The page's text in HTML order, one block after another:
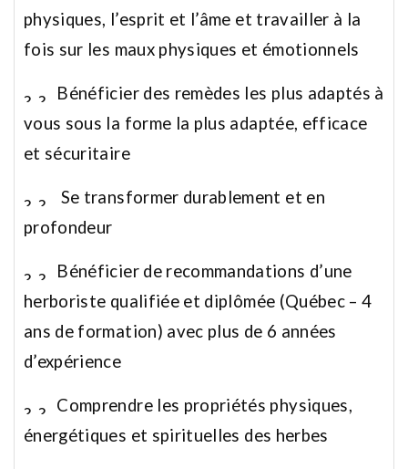
physiques, l’esprit et l’âme et travailler à la
fois sur les maux physiques et émotionnels
Bénéficier des remèdes les plus adaptés à
vous sous la forme la plus adaptée, efficace
et sécuritaire
Se transformer durablement et en
profondeur
Bénéficier de recommandations d’une
herboriste qualifiée et diplômée (Québec – 4
ans de formation) avec plus de 6 années
d’expérience
Comprendre les propriétés physiques,
énergétiques et spirituelles des herbes